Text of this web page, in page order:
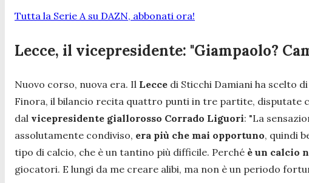
Tutta la Serie A su DAZN, abbonati ora!
Lecce, il vicepresidente: "Giampaolo?
Nuovo corso, nuova era. Il Lecce di Sticchi Damiani ha scelto
Finora, il bilancio recita quattro punti in tre partite, disputate
dal vicepresidente giallorosso Corrado Liguori: "La
assolutamente condiviso, era più che mai opportuno, quindi
tipo di calcio, che è un tantino più difficile. Perché è un calcio
giocatori. E lungi da me creare alibi, ma non è un periodo